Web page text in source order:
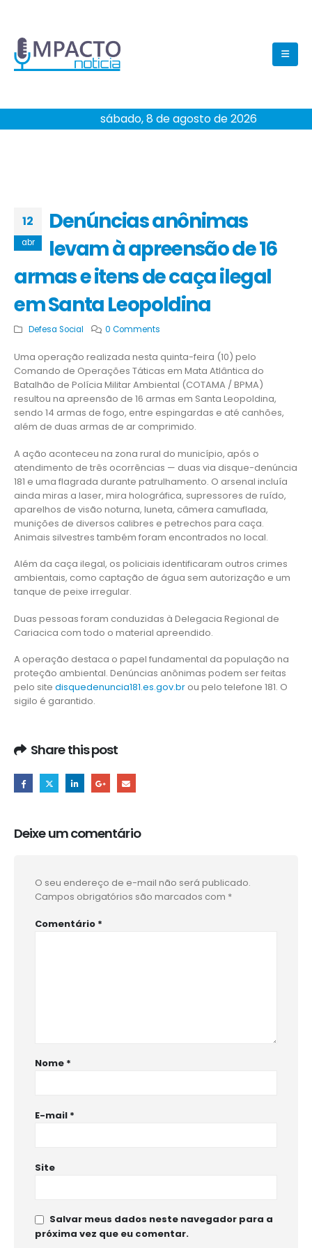
sábado, 8 de agosto de 2026
12
abr
Denúncias anônimas
levam à apreensão de 16
armas e itens de caça ilegal
em Santa Leopoldina
Defesa Social 0 Comments
Uma operação realizada nesta quinta-feira (10) pelo
Comando de Operações Táticas em Mata Atlântica do
Batalhão de Polícia Militar Ambiental (COTAMA / BPMA)
resultou na apreensão de 16 armas em Santa Leopoldina,
sendo 14 armas de fogo, entre espingardas e até canhões,
além de duas armas de ar comprimido.
A ação aconteceu na zona rural do município, após o
atendimento de três ocorrências — duas via disque-denúncia
181 e uma flagrada durante patrulhamento. O arsenal incluía
ainda miras a laser, mira holográfica, supressores de ruído,
aparelhos de visão noturna, luneta, câmera camuflada,
munições de diversos calibres e petrechos para caça.
Animais silvestres também foram encontrados no local.
Além da caça ilegal, os policiais identificaram outros crimes
ambientais, como captação de água sem autorização e um
tanque de peixe irregular.
Duas pessoas foram conduzidas à Delegacia Regional de
Cariacica com todo o material apreendido.
A operação destaca o papel fundamental da população na
proteção ambiental. Denúncias anônimas podem ser feitas
pelo site disquedenuncia181.es.gov.br ou pelo telefone 181. O
sigilo é garantido.
Share this post
Deixe um comentário
O seu endereço de e-mail não será publicado.
Campos obrigatórios são marcados com *
Comentário *
Nome *
E-mail *
Site
Salvar meus dados neste navegador para a
próxima vez que eu comentar.